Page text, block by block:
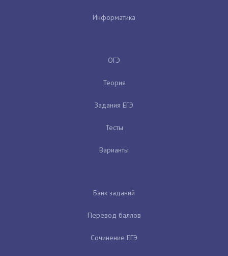
Информатика
ОГЭ
Теория
Задания ЕГЭ
Тесты
Варианты
Банк заданий
Перевод баллов
Сочинение ЕГЭ